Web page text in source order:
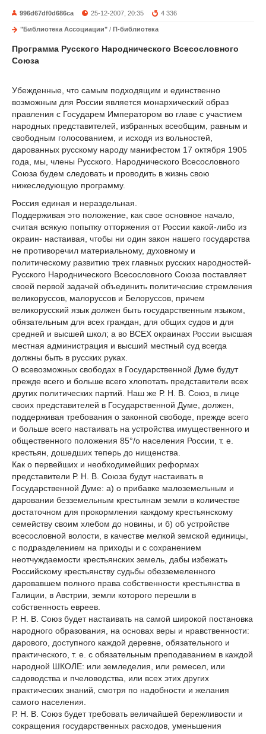
996d67df0d686ca 25-12-2007, 20:35 4 336
"Библиотека Ассоциации" / П-библиотека
Программа Русского Народнического Всесословного
Союза
Убежденные, что самым подходящим и единственно
возможным для России является монархический образ
правления с Государем Императором во главе с участием
народных представителей, избранных всеобщим, равным и
свободным голосованием, и исходя из вольностей,
дарованных русскому народу манифестом 17 октября 1905
года, мы, члены Русского. Народнического Всесословного
Союза будем следовать и проводить в жизнь свою
нижеследующую программу.
Россия единая и нераздельная.
Поддерживая это положение, как свое основное начало,
считая всякую попытку отторжения от России какой-либо из
окраин- настаивая, чтобы ни один закон нашего государства
не противоречил материальному, духовному и
политическому развитию трех главных русских народностей-
Русского Народнического Всесословного Союза поставляет
своей первой задачей объединить политические стремления
великоруссов, малоруссов и Белоруссов, причем
великорусский язык должен быть государственным языком,
обязательным для всех граждан, для общих судов и для
средней и высшей школ; а во ВСЕХ окраинах России высшая
местная администрация и высший местный суд всегда
должны быть в русских руках.
О всевозможных свободах в Государственной Думe будут
прежде всего и больше всего хлопотать представители всех
других политических партий. Наш же Р. Н. В. Союз, в лице
своих представителей в Государственной Думe, должен,
поддерживая требования о законной свободе, прежде всего
и больше всего настаивать на устройства имущественного и
общественного положения 85°/о населения России, т. е.
крестьян, дошедших теперь до нищенства.
Как о первейших и необходимейших реформах
представители Р. Н. В. Союза будут настаивать в
Государственной Думe: а) о прибавке малоземельным и
даровании безземельным крестьянам земли в количестве
достаточном для прокормления каждому крестьянскому
семейству своим хлебом до новины, и б) об устройстве
всесословной волости, в качестве мелкой земской единицы,
с подразделением на приходы и с сохранением
неотчуждаемости крестьянских земель, дабы избежать
Российскому крестьянству судьбы обезземеленного
даровавшем полного права собственности крестьянства в
Галиции, в Австрии, земли которого перешли в
собственность евреев.
Р. Н. В. Союз будет настаивать на самой широкой постановка
народного образования, на основах веры и нравственности:
дарового, доступного каждой деревне, обязательного и
практического, т. е. с обязательным преподаванием в каждой
народной ШКОЛЕ: или земледелия, или ремесел, или
садоводства и пчеловодства, или всех этих других
практических знаний, смотря по надобности и желания
самого населения.
Р. Н. В. Союз будет требовать величайшей бережливости и
сокращения государственных расходов, уменьшения